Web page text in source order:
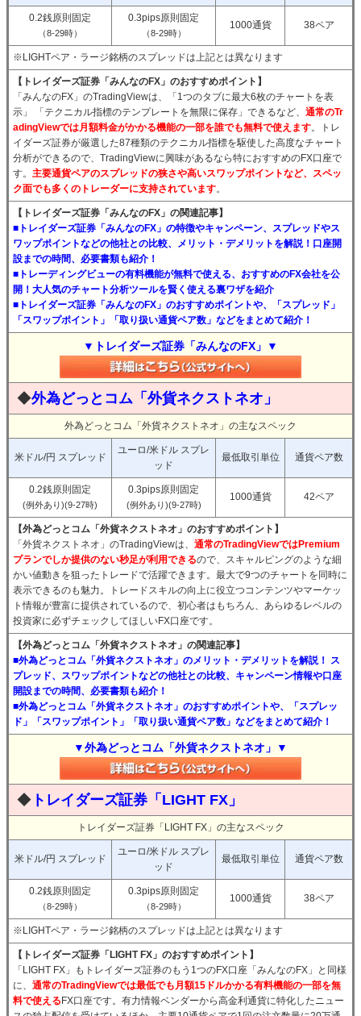
0.2銭原則固定
（8-29時）
0.3pips原則固定
（8-29時）
1000通貨 38ペア
※LIGHTペア・ラージ銘柄のスプレッドは上記とは異なります
【トレイダーズ証券「みんなのFX」のおすすめポイント】
「みんなのFX」のTradingViewは、「1つのタブに最大6枚のチャートを表
示」 「テクニカル指標のテンプレートを無限に保存」できるなど、 通常のTr
adingViewでは月額料金がかかる機能の一部を誰でも無料で使えます。トレ
イダーズ証券が厳選した87種類のテクニカル指標を駆使した高度なチャート
分析ができるので、TradingViewに興味があるなら特におすすめのFX口座で
す。 主要通貨ペアのスプレッドの狭さや高いスワップポイントなど、スペッ
ク面でも多くのトレーダーに支持されています。
【トレイダーズ証券「みんなのFX」の関連記事】
■トレイダーズ証券「みんなのFX」の特徴やキャンペーン、スプレッドやス
ワップポイントなどの他社との比較、メリット・デメリットを解説！口座開
設までの時間、必要書類も紹介！
■トレーディングビューの有料機能が無料で使える、おすすめのFX会社を公
開！大人気のチャート分析ツールを賢く使える裏ワザを紹介
■トレイダーズ証券「みんなのFX」のおすすめポイントや、「スプレッド」
「スワップポイント」「取り扱い通貨ペア数」などをまとめて紹介！
▼トレイダーズ証券「みんなのFX」▼
◆外為どっとコム「外貨ネクストネオ」
外為どっとコム「外貨ネクストネオ」の主なスペック
米ドル/円 スプレッド
ユーロ/米ドル スプレ
ッド
最低取引単位 通貨ペア数
0.2銭原則固定
(例外あり)(9-27時)
0.3pips原則固定
(例外あり)(9-27時)
1000通貨 42ペア
【外為どっとコム「外貨ネクストネオ」のおすすめポイント】
「外貨ネクストネオ」のTradingViewは、 通常のTradingViewではPremium
プランでしか提供のない秒足が利用できるので、スキャルピングのような細
かい値動きを狙ったトレードで活躍できます。最大で9つのチャートを同時に
表示できるのも魅力。トレードスキルの向上に役立つコンテンツやマーケッ
ト情報が豊富に提供されているので、初心者はもちろん、あらゆるレベルの
投資家に必ずチェックしてほしいFX口座です。
【外為どっとコム「外貨ネクストネオ」の関連記事】
■外為どっとコム「外貨ネクストネオ」のメリット・デメリットを解説！ ス
プレッド、スワップポイントなどの他社との比較、キャンペーン情報や口座
開設までの時間、必要書類も紹介！
■外為どっとコム「外貨ネクストネオ」のおすすめポイントや、「スプレッ
ド」「スワップポイント」「取り扱い通貨ペア数」などをまとめて紹介！
▼外為どっとコム「外貨ネクストネオ」▼
◆ トレイダーズ証券「LIGHT FX」
トレイダーズ証券「LIGHT FX」の主なスペック
米ドル/円 スプレッド
ユーロ/米ドル スプレ
ッド
最低取引単位 通貨ペア数
0.2銭原則固定
（8-29時）
0.3pips原則固定
（8-29時）
1000通貨 38ペア
※LIGHTペア・ラージ銘柄のスプレッドは上記とは異なります
【トレイダーズ証券「LIGHT FX」のおすすめポイント】
「LIGHT FX」もトレイダーズ証券のもう1つのFX口座「みんなのFX」と同様
に、 通常のTradingViewでは最低でも月額15ドルかかる有料機能の一部を無
料で使える FX口座です。有力情報ベンダーから高金利通貨に特化したニュー